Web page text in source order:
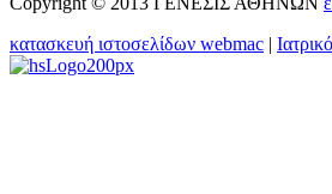
κατασκευή ιστοσελίδων webmac |